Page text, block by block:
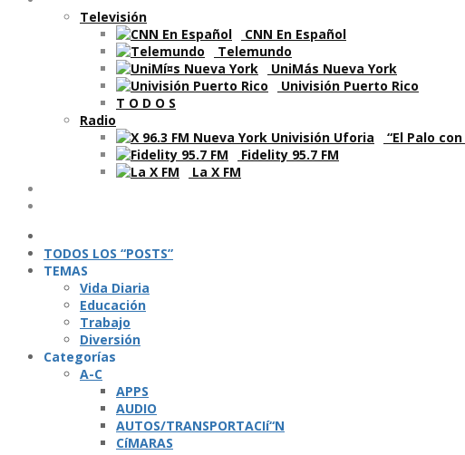
Televisión
CNN En Español
Telemundo
UniMás Nueva York
Univisión Puerto Rico
T O D O S
Radio
“El Palo con
Fidelity 95.7 FM
La X FM
TODOS LOS “POSTS”
TEMAS
Vida Diaria
Educación
Trabajo
Diversión
Categorí­as
A-C
APPS
AUDIO
AUTOS/TRANSPORTACIí“N
CíMARAS